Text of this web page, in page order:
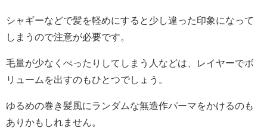
シャギーなどで髪を軽めにすると少し違った印象になって
しまうので注意が必要です。
毛量が少なくぺったりしてしまう人などは、レイヤーでボ
リュームを出すのもひとつでしょう。
ゆるめの巻き髪風にランダムな無造作パーマをかけるのも
ありかもしれません。